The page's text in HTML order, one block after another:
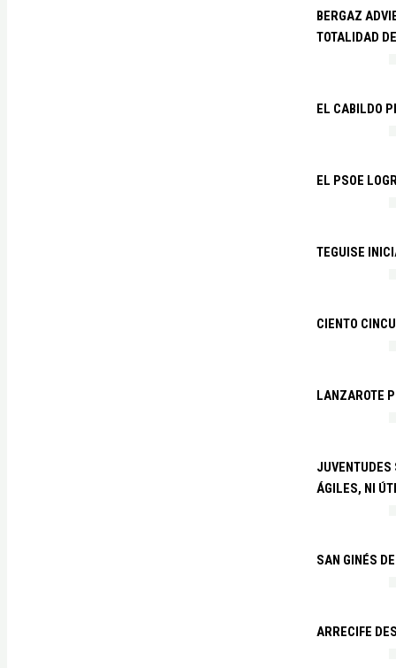
BERGAZ
TOTALIDAD
EL CABILDO
EL PSOE
TEGUISE
CIENTO
LANZAROTE
JUVENTUDES
ÁGILES, NI
SAN GINÉS
ARRECIFE